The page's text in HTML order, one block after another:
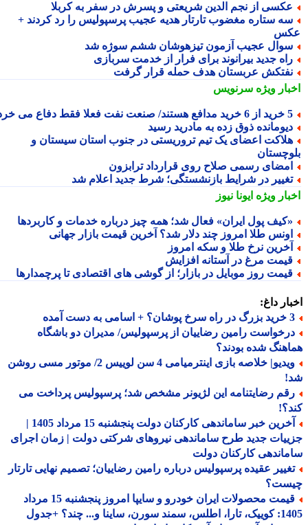
از نجم الدین شریعتی و پسرش در سفر به کربلا
ستاره مغضوب تارتار هدیه عجیب پرسپولیس را رد کردند +
عجیب آزمون تیزهوشان ششم سوژه شد
جدید بیرانوند برای فرار از خدمت سربازی
عربستان هدف حمله قرار گرفت
ویژهسرنویس
ذوق زده به مادرید رسید
اعضای یک تیم تروریستی در جنوب استان سیستان و
رسمی صلاح روی قرارداد ترابزون
در شرایط بازنشستگی؛ شرط جدید اعلام شد
ویژهایونا نیوز
پول ایران» فعال شد؛ همه چیز درباره خدمات و کاربردها
طلا امروز چند دلار شد؟ آخرین قیمت بازار جهانی
نرخ طلا و سکه امروز
مرغ در آستانه افزایش
روز موبایل در بازار؛ از گوشی های اقتصادی تا پرچمدارها
داغ:
رامین رضاییان از پرسپولیس/ مدیران دو باشگاه
شده بودند؟
ویدیو| خلاصه بازی اینترمیامی 4 سن لوییس 2/ موتور مسی روشن
رضایتنامه این لژیونر مشخص شد؛ پرسپولیس پرداخت می
آخرین خبر ساماندهی کارکنان دولت پنجشنبه 15 مرداد 1405 |
جدید طرح ساماندهی نیروهای شرکتی دولت | زمان اجرای
کارکنان دولت
عقیده پرسپولیس درباره رامین رضاییان؛ تصمیم نهایی تارتار
قیمت محصولات ایران خودرو و سایپا امروز پنجشنبه 15 مرداد
ساینا و... چند؟ +جدول